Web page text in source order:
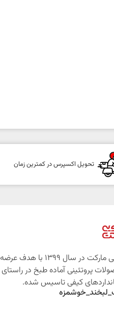
تحویل اکسپرس در کمترین زمان
آمویی مارکت در سال 1399 با هدف عرضه
پروتئینی آماده طبخ در راستای
کیفی تاسیس شده.